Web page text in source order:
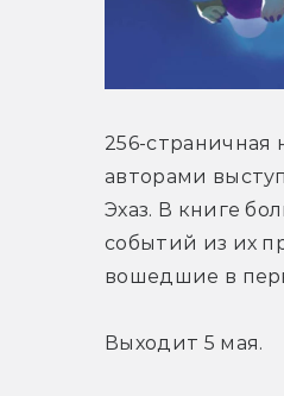
256-страничная
авторами
Эхаз. В книге
событий из их
вошедшие в
Выходит 5 мая.